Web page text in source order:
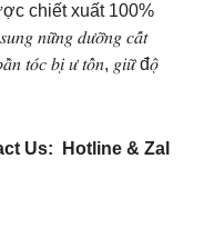
chiết xuất 100%
𝑛𝑢̛̃𝑛𝑔 𝑑𝑢̛𝑜̛̃𝑛𝑔 𝑐𝑎̂́𝑡
𝑡𝑜́𝑐 𝑏𝑖̣ 𝑢̛ 𝑡𝑜̂̉𝑛, 𝑔𝑖𝑢̛̃ đ𝑜̣̂
Us: Hotline & Zal